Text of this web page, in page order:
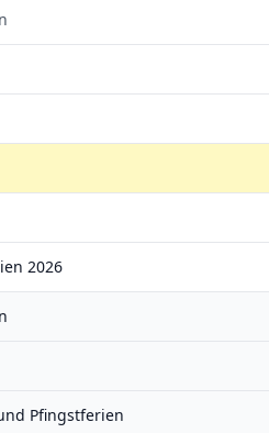
2026
Pfingstferien